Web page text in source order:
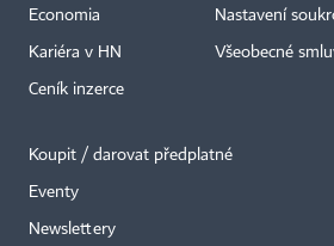
Economia
Kariéra v HN
Ceník inzerce
Nastavení
Všeobecné
Koupit / darovat předplatné
Eventy
Newslettery